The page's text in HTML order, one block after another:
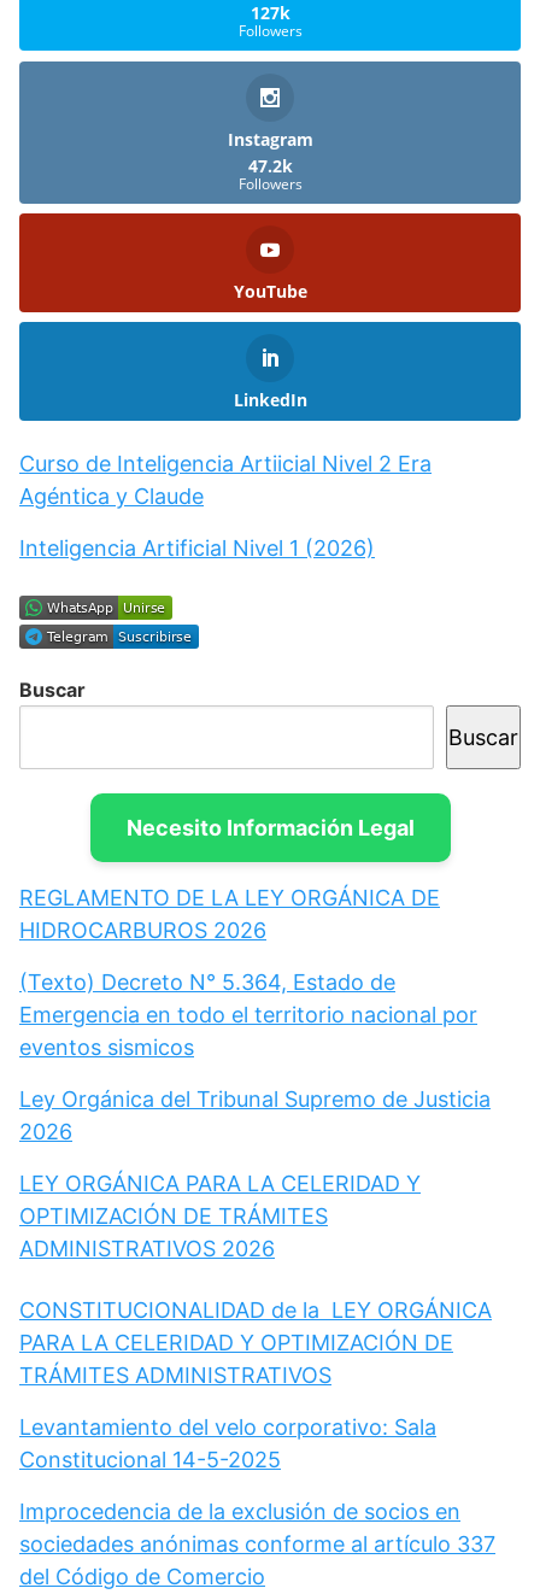
127k
Followers
Instagram
47.2k
Followers
YouTube
LinkedIn
Curso de Inteligencia Artiicial Nivel 2 Era
Agéntica y Claude
Inteligencia Artificial Nivel 1 (2026)
Buscar
Buscar
Necesito Información Legal
REGLAMENTO DE LA LEY ORGÁNICA DE
HIDROCARBUROS 2026
(Texto) Decreto N° 5.364, Estado de
Emergencia en todo el territorio nacional por
eventos sismicos
Ley Orgánica del Tribunal Supremo de Justicia
2026
LEY ORGÁNICA PARA LA CELERIDAD Y
OPTIMIZACIÓN DE TRÁMITES
ADMINISTRATIVOS 2026
CONSTITUCIONALIDAD de la LEY ORGÁNICA
PARA LA CELERIDAD Y OPTIMIZACIÓN DE
TRÁMITES ADMINISTRATIVOS
Levantamiento del velo corporativo: Sala
Constitucional 14-5-2025
Improcedencia de la exclusión de socios en
sociedades anónimas conforme al artículo 337
del Código de Comercio